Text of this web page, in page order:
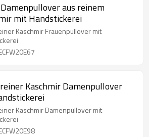
aus reinem
mit Handstickerei
Kaschmir Frauenpullover mit
Kaschmir Damenpullover
Kaschmir Damenpullover mit